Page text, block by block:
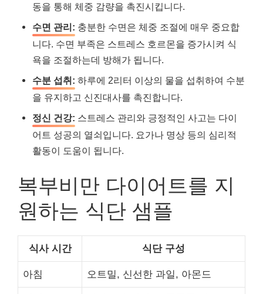
동을 통해 체중 감량을 촉진시킵니다.
수면 관리: 충분한 수면은 체중 조절에 매우 중요합
니다. 수면 부족은 스트레스 호르몬을 증가시켜 식
욕을 조절하는데 방해가 됩니다.
수분 섭취: 하루에 2리터 이상의 물을 섭취하여 수분
을 유지하고 신진대사를 촉진합니다.
정신 건강: 스트레스 관리와 긍정적인 사고는 다이
어트 성공의 열쇠입니다. 요가나 명상 등의 심리적
활동이 도움이 됩니다.
복부비만 다이어트를 지
원하는 식단 샘플
식사 시간 식단 구성
아침 오트밀, 신선한 과일, 아몬드